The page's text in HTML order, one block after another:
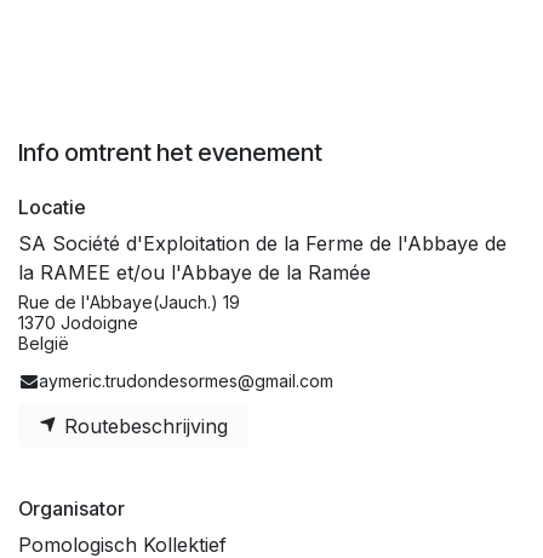
Info omtrent het evenement
Locatie
SA Société d'Exploitation de la Ferme de l'Abbaye de
la RAMEE et/ou l'Abbaye de la Ramée
Rue de l'Abbaye(Jauch.) 19
1370 Jodoigne
België
aymeric.trudondesormes@gmail.com
Routebeschrijving
Organisator
Pomologisch Kollektief